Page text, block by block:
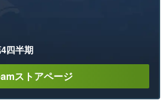
四半期
ストアページ